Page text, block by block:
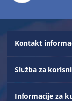
Kontakt
Služba za
Informacije za